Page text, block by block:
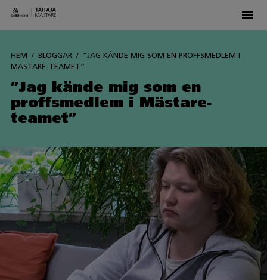
HEM BLOGGAR
”JAG KÄNDE MIG SOM EN PROFFSMEDLEM I
MÄSTARE-TEAMET”
”Jag kände mig som en
proffsmedlem i Mästare-
teamet”